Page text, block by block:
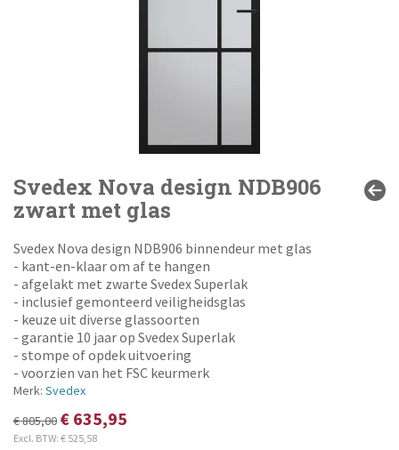
Svedex Nova design NDB906
zwart met glas
Svedex Nova design NDB906 binnendeur met glas
- kant-en-klaar om af te hangen
- afgelakt met zwarte Svedex Superlak
- inclusief gemonteerd veiligheidsglas
- keuze uit diverse glassoorten
- garantie 10 jaar op Svedex Superlak
- stompe of opdek uitvoering
- voorzien van het FSC keurmerk
Merk: Svedex
€ 805,00 € 635,95
Excl. BTW: € 525,58